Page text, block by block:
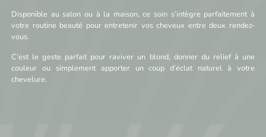
Disponible au salon ou à la maison, ce soin s’intègre parfaitement à
votre routine beauté pour entretenir vos cheveux entre deux rendez-
vous.
C’est le geste parfait pour raviver un blond, donner du relief à une
couleur ou simplement apporter un coup d’éclat naturel à votre
chevelure.